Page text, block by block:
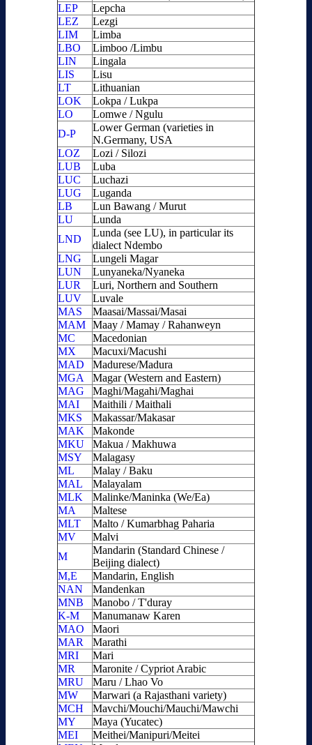
LEP
Lepcha
LEZ
Lezgi
LIM
Limba
LBO
Limboo /Limbu
LIN
Lingala
LIS
Lisu
LT
Lithuanian
LOK
Lokpa / Lukpa
LO
Lomwe / Ngulu
D-P
Lower German (varieties in
N.Germany, USA
LOZ
Lozi / Silozi
LUB
Luba
LUC
Luchazi
LUG
Luganda
LB
Lun Bawang / Murut
LU
Lunda
LND
Lunda (see LU), in particular its
dialect Ndembo
LNG
Lungeli Magar
LUN
Lunyaneka/Nyaneka
LUR
Luri, Northern and Southern
LUV
Luvale
MAS
Maasai/Massai/Masai
MAM Maay / Mamay / Rahanweyn
MC
Macedonian
MX
Macuxi/Macushi
MAD
Madurese/Madura
MGA
Magar (Western and Eastern)
MAG
Maghi/Magahi/Maghai
MAI
Maithili / Maithali
MKS
Makassar/Makasar
MAK
Makonde
MKU
Makua / Makhuwa
MSY
Malagasy
ML
Malay / Baku
MAL
Malayalam
MLK
Malinke/Maninka (We/Ea)
MA
Maltese
MLT
Malto / Kumarbhag Paharia
MV
Malvi
M
Mandarin (Standard Chinese /
Beijing dialect)
M,E
Mandarin, English
NAN
Mandenkan
MNB
Manobo / T'duray
K-M
Manumanaw Karen
MAO
Maori
MAR
Marathi
MRI
Mari
MR
Maronite / Cypriot Arabic
MRU
Maru / Lhao Vo
MW
Marwari (a Rajasthani variety)
MCH
Mavchi/Mouchi/Mauchi/Mawchi
MY
Maya (Yucatec)
MEI
Meithei/Manipuri/Meitei